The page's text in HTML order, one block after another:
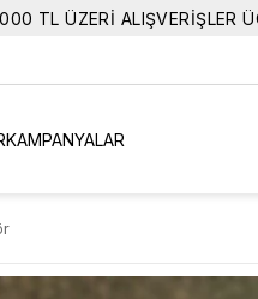
TL ÜZERİ ALIŞVERİŞLER
KAMPANYALAR